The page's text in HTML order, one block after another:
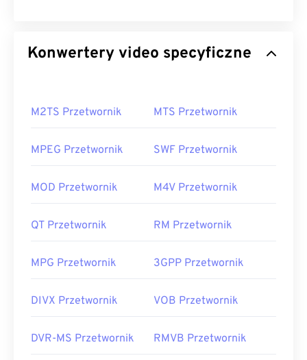
Konwertery video specyficzne
M2TS Przetwornik MTS Przetwornik
MPEG Przetwornik SWF Przetwornik
MOD Przetwornik M4V Przetwornik
QT Przetwornik RM Przetwornik
MPG Przetwornik 3GPP Przetwornik
DIVX Przetwornik VOB Przetwornik
DVR-MS Przetwornik RMVB Przetwornik